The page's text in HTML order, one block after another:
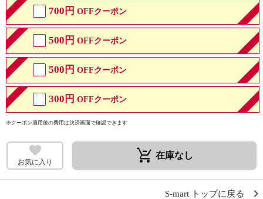
700円 OFFクーポン
500円 OFFクーポン
500円 OFFクーポン
300円 OFFクーポン
※クーポン適用後の費用は決済画面で確認できます
お気に入り remove_shopping_cart 在庫なし
S-mart トップに戻る